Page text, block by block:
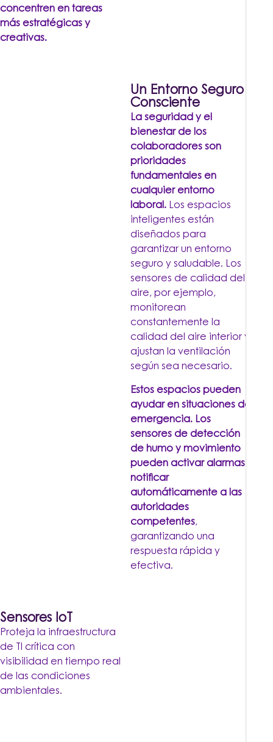
concentren en tareas
más estratégicas y
creativas.
Un Entorno Seguro y
Consciente
La seguridad y el
bienestar de los
colaboradores son
prioridades
fundamentales en
cualquier entorno
laboral. Los espacios
inteligentes están
diseñados para
garantizar un entorno
seguro y saludable. Los
sensores de calidad del
aire, por ejemplo,
monitorean
constantemente la
calidad del aire interior y
ajustan la ventilación
según sea necesario.
Estos espacios pueden
ayudar en situaciones de
emergencia. Los
sensores de detección
de humo y movimiento
pueden activar alarmas y
notificar
automáticamente a las
autoridades
competentes,
garantizando una
respuesta rápida y
efectiva.
Sensores IoT
Proteja la infraestructura
de TI crítica con
visibilidad en tiempo real
de las condiciones
ambientales.